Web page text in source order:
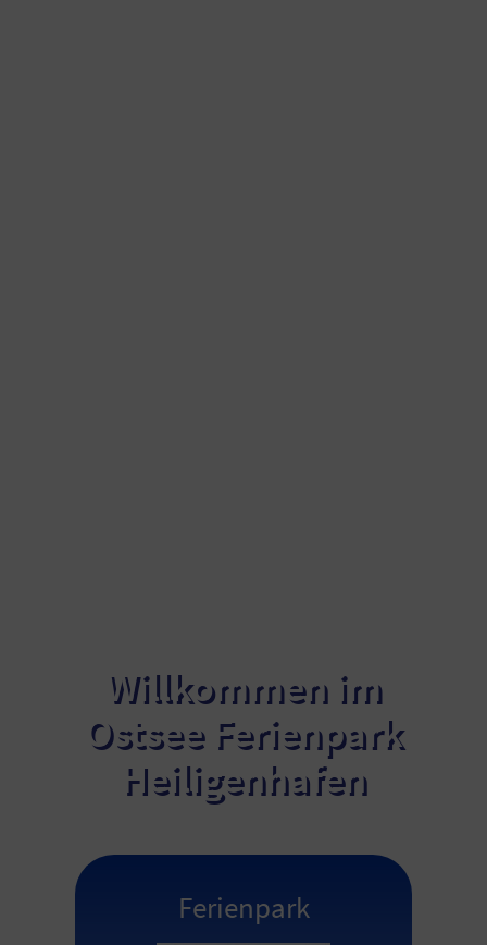
Willkommen im
Ostsee Ferienpark
Heiligenhafen
Ferienpark